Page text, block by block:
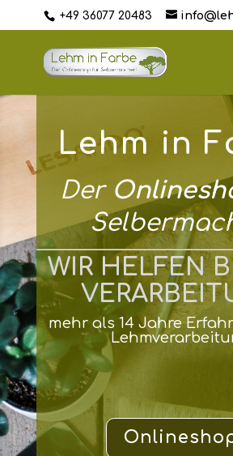
+49 36077 20483
Lehm in
Der
WIR HELFEN
mehr als 14 Jahre